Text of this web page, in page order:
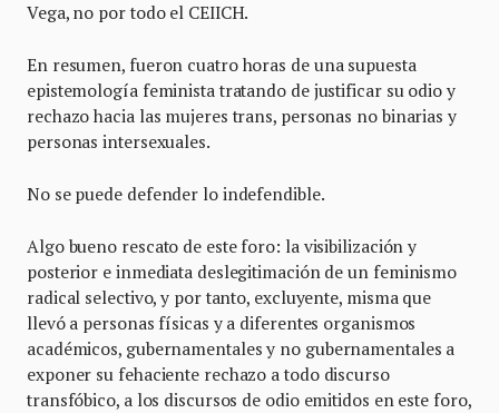
Vega, no por todo el CEIICH.
En resumen, fueron cuatro horas de una supuesta
epistemología feminista tratando de justificar su odio y
rechazo hacia las mujeres trans, personas no binarias y
personas intersexuales.
No se puede defender lo indefendible.
Algo bueno rescato de este foro: la visibilización y
posterior e inmediata deslegitimación de un feminismo
radical selectivo, y por tanto, excluyente, misma que
llevó a personas físicas y a diferentes organismos
académicos, gubernamentales y no gubernamentales a
exponer su fehaciente rechazo a todo discurso
transfóbico, a los discursos de odio emitidos en este foro,